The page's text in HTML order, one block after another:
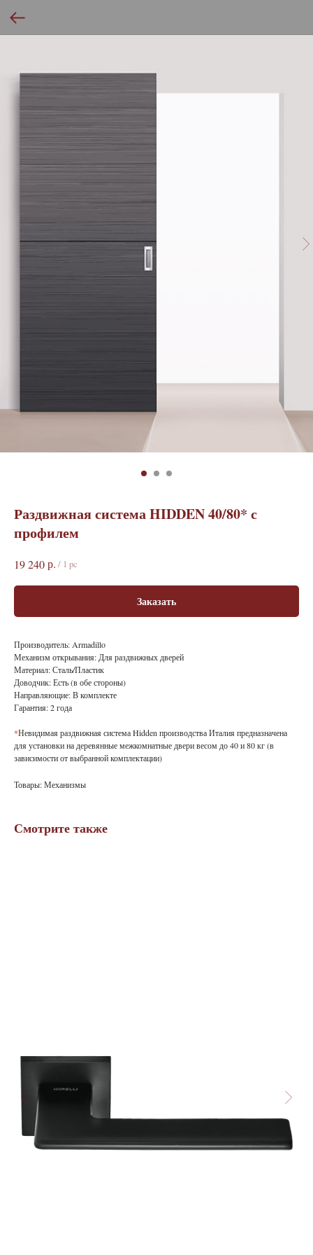
Раздвижная система HIDDEN 40/80* с
профилем
19 240р. / 1 pc
Заказать
Производитель: Armadillo
Механизм открывания: Для раздвижных дверей
Материал: Сталь/Пластик
Доводчик: Есть (в обе стороны)
Направляющие: В комплекте
Гарантия: 2 года
*Невидимая раздвижная система Hidden производства Италия предназначена
для установки на деревянные межкомнатные двери весом до 40 и 80 кг (в
зависимости от выбранной комплектации)
Товары: Механизмы
Смотрите также